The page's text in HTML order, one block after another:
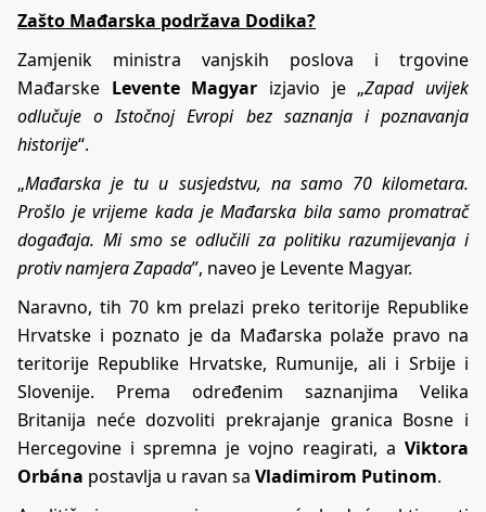
Zašto Mađarska podržava Dodika?
Zamjenik ministra vanjskih poslova i trgovine
Mađarske Levente Magyar izjavio je „Zapad uvijek
odlučuje o Istočnoj Evropi bez saznanja i poznavanja
historije“.
„Mađarska je tu u susjedstvu, na samo 70 kilometara.
Prošlo je vrijeme kada je Mađarska bila samo promatrač
događaja. Mi smo se odlučili za politiku razumijevanja i
protiv namjera Zapada”, naveo je Levente Magyar.
Naravno, tih 70 km prelazi preko teritorije Republike
Hrvatske i poznato je da Mađarska polaže pravo na
teritorije Republike Hrvatske, Rumunije, ali i Srbije i
Slovenije. Prema određenim saznanjima Velika
Britanija neće dozvoliti prekrajanje granica Bosne i
Hercegovine i spremna je vojno reagirati, a Viktora
Orbána postavlja u ravan sa Vladimirom Putinom.